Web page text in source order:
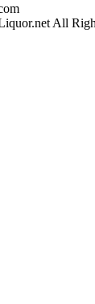
All